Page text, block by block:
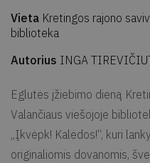
Vieta Kretingos rajono
biblioteka
Autorius INGA
Eglutės įžiebimo dieną
Valančiaus viešojoje
„Įkvėpk! Kalėdos!“, kuri
originaliomis dovanomis,